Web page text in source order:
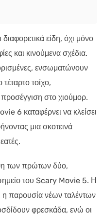
είδη, όχι μόνο
και κινούμενα σχέδια.
ενσωματώνουν
τοίχο,
στο χιούμορ.
6 καταφέρνει να κλείσει
μια σκοτεινά
των πρώτων δύο,
του Scary Movie 5. Η
η παρουσία νέων ταλέντων
φρεσκάδα, ενώ οι